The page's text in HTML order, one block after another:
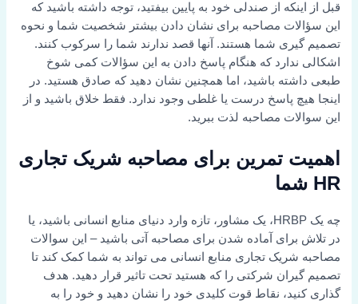
قبل از اینکه از صندلی خود به پایین بیفتید، توجه داشته باشید که
این سؤالات مصاحبه برای نشان دادن بیشتر شخصیت شما و نحوه
تصمیم گیری شما هستند. آنها قصد ندارند شما را سرکوب کنند.
اشکالی ندارد که هنگام پاسخ دادن به این سؤالات کمی شوخ
طبعی داشته باشید، اما همچنین نشان دهید که صادق هستید. در
اینجا هیچ پاسخ درست یا غلطی وجود ندارد. فقط خلاق باشید و از
این سوالات مصاحبه لذت ببرید.
اهمیت تمرین برای مصاحبه شریک تجاری
HR شما
چه یک HRBP، یک مشاور، تازه وارد دنیای منابع انسانی باشید، یا
در تلاش برای آماده شدن برای مصاحبه آتی باشید – این سوالات
مصاحبه شریک تجاری منابع انسانی می تواند به شما کمک کند تا
تصمیم گیران شرکتی را که هستید تحت تاثیر قرار دهید. هدف
گذاری کنید، نقاط قوت کلیدی خود را نشان دهید و خود را به